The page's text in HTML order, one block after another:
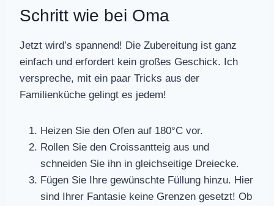
Schritt wie bei Oma
Jetzt wird’s spannend! Die Zubereitung ist ganz
einfach und erfordert kein großes Geschick. Ich
verspreche, mit ein paar Tricks aus der
Familienküche gelingt es jedem!
Heizen Sie den Ofen auf 180°C vor.
Rollen Sie den Croissantteig aus und
schneiden Sie ihn in gleichseitige Dreiecke.
Fügen Sie Ihre gewünschte Füllung hinzu. Hier
sind Ihrer Fantasie keine Grenzen gesetzt! Ob